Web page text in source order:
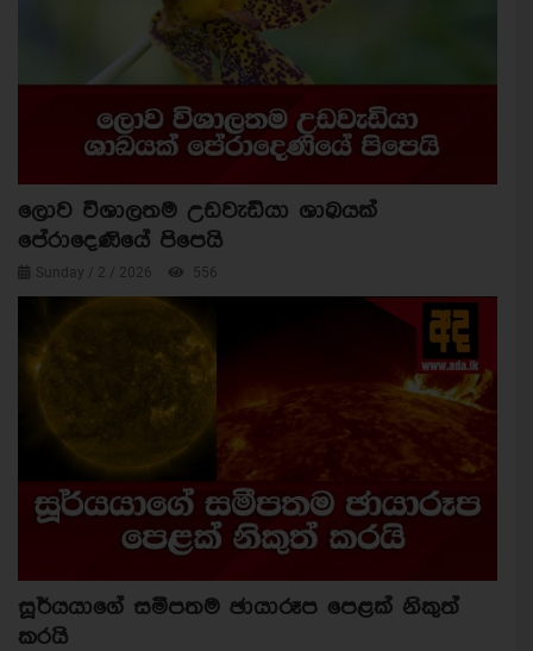
ලොව විශාලතම උඩවැඩියා ශාඛයක්
පේරාදෙණියේ පිපෙයි
Sunday / 2 / 2026 556
සූර්යයාගේ සමීපතම ඡායාරූප පෙළක් නිකුත්
කරයි